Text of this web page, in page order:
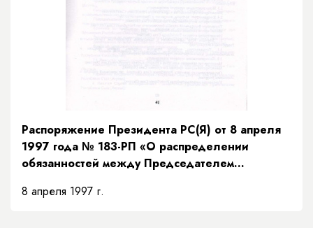
Распоряжение Президента РС(Я) от 8 апреля
1997 года № 183-РП «О распределении
обязанностей между Председателем
Правительства Республики Саха (Якутия) и
8 апреля 1997 г.